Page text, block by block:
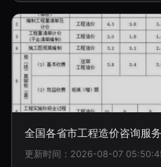
全国各省市工程造价咨询服
更新时间：2026-08-07